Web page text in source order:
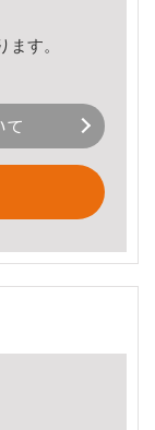
す。
て